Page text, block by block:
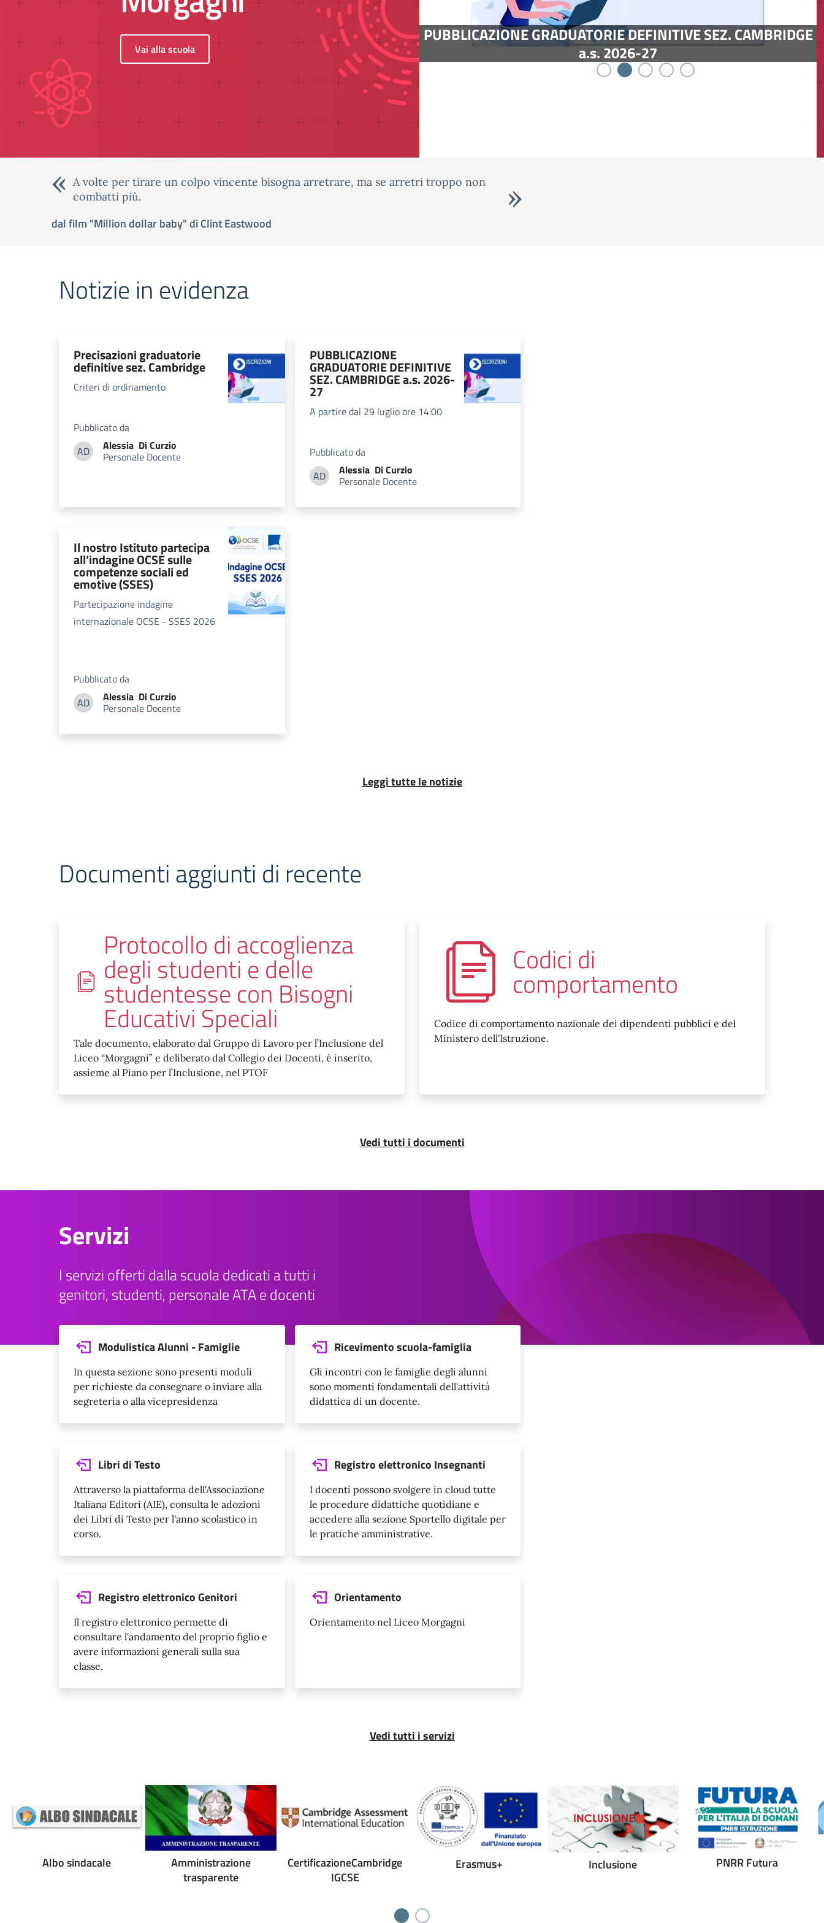
Vai alla scuola
PUBBLICAZIONE GRADUATORIE DEFINITIVE SEZ. CAMBRIDGE
a.s. 2026-27
Il nostro Istituto partecipa all’indagine OCSE sulle competenze
sociali ed emotive (SSES)
A volte per tirare un colpo vincente bisogna arretrare, ma se arretri troppo non
combatti più.
dal film "Million dollar baby" di Clint Eastwood
Notizie in evidenza
Precisazioni graduatorie
definitive sez. Cambridge
Criteri di ordinamento
Pubblicato da
ADAlessia Di Curzio
Alessia Di Curzio
Personale Docente
PUBBLICAZIONE
GRADUATORIE DEFINITIVE
SEZ. CAMBRIDGE a.s. 2026-
27
A partire dal 29 luglio ore 14:00
Pubblicato da
ADAlessia Di Curzio
Alessia Di Curzio
Personale Docente
Il nostro Istituto partecipa
all’indagine OCSE sulle
competenze sociali ed
emotive (SSES)
Partecipazione indagine
internazionale OCSE - SSES 2026
Pubblicato da
ADAlessia Di Curzio
Alessia Di Curzio
Personale Docente
Leggi tutte le notizie
Documenti aggiunti di recente
Protocollo di accoglienza
degli studenti e delle
studentesse con Bisogni
Educativi Speciali
Tale documento, elaborato dal Gruppo di Lavoro per l’Inclusione del
Liceo “Morgagni” e deliberato dal Collegio dei Docenti, è inserito,
assieme al Piano per l’Inclusione, nel PTOF
Codici di
comportamento
Codice di comportamento nazionale dei dipendenti pubblici e del
Ministero dell'Istruzione.
Vedi tutti i documenti
Servizi
I servizi offerti dalla scuola dedicati a tutti i
genitori, studenti, personale ATA e docenti
Modulistica Alunni - Famiglie
In questa sezione sono presenti moduli
per richieste da consegnare o inviare alla
segreteria o alla vicepresidenza
Ricevimento scuola-famiglia
Gli incontri con le famiglie degli alunni
sono momenti fondamentali dell'attività
didattica di un docente.
Libri di Testo
Attraverso la piattaforma dell'Associazione
Italiana Editori (AIE), consulta le adozioni
dei Libri di Testo per l'anno scolastico in
corso.
Registro elettronico Insegnanti
I docenti possono svolgere in cloud tutte
le procedure didattiche quotidiane e
accedere alla sezione Sportello digitale per
le pratiche amministrative.
Registro elettronico Genitori
Il registro elettronico permette di
consultare l'andamento del proprio figlio e
avere informazioni generali sulla sua
classe.
Orientamento
Orientamento nel Liceo Morgagni
Vedi tutti i servizi
Albo sindacale
Amministrazione
trasparente
CertificazioneCambridge
IGCSE
Erasmus+ Inclusione PNRR Futura